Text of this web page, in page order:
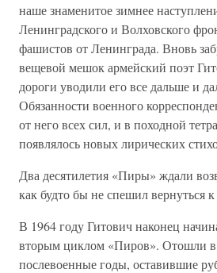
наше знаменитое зимнее
Ленинградского и Волховского
фашистов от Ленинграда. Вновь
вещевой мешок армейский поэт
дороги уводили его все дальше и
Обязанности военного
от него всех сил, и в походной
появлялось новых лирических
Два десятилетия «Пиры» ждали
как будто бы не спешил вернуться
В 1964 году Гитович наконец
вторым циклом «Пиров». Отошли
послевоенные годы, оставившие